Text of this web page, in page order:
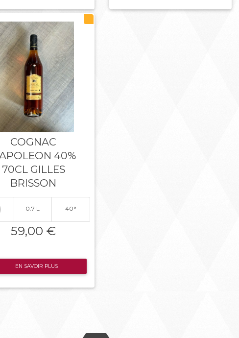
COGNAC
40%
70CL GILLES
BRISSON
0.7 L 40°
59,00 €
EN SAVOIR PLUS